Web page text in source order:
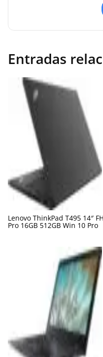
Entradas
Lenovo ThinkPad T495 14″
Pro 16GB 512GB Win 10 Pro